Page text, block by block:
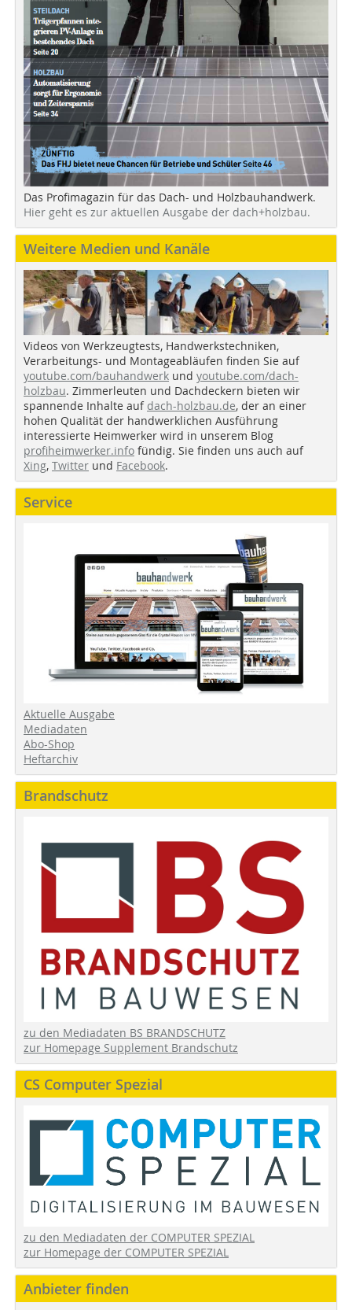
Das Profimagazin für das Dach- und Holzbauhandwerk.
Hier geht es zur aktuellen Ausgabe der dach+holzbau.
Weitere Medien und Kanäle
Videos von Werkzeugtests, Handwerkstechniken,
Verarbeitungs- und Montageabläufen finden Sie auf
youtube.com/bauhandwerk und youtube.com/dach-
holzbau. Zimmerleuten und Dachdeckern bieten wir
spannende Inhalte auf dach-holzbau.de, der an einer
hohen Qualität der handwerklichen Ausführung
interessierte Heimwerker wird in unserem Blog
profiheimwerker.info fündig. Sie finden uns auch auf
Xing, Twitter und Facebook.
Service
Aktuelle Ausgabe
Mediadaten
Abo-Shop
Heftarchiv
Brandschutz
zu den Mediadaten BS BRANDSCHUTZ
zur Homepage Supplement Brandschutz
CS Computer Spezial
zu den Mediadaten der COMPUTER SPEZIAL
zur Homepage der COMPUTER SPEZIAL
Anbieter finden